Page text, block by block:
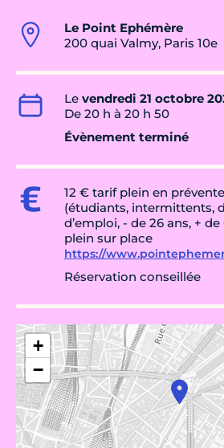
Le Point Ephémère
200 quai Valmy, Paris 10e
Le vendredi 21 octobre
De 20 h à 20 h 50
Évènement terminé
12 € tarif plein en
(étudiants, intermittents,
d’emploi, - de 26 ans, +
plein sur place
https://
Réservation conseillée
+
−